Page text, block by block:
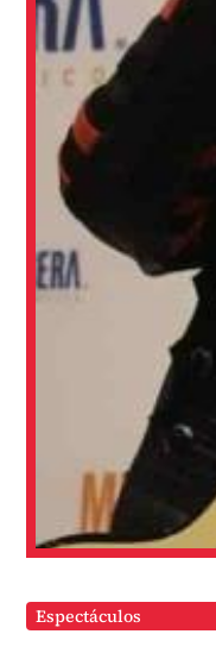
Espectáculos